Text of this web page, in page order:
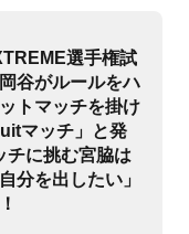
選手権試
谷がルールをハ
トマッチを掛け
マッチ」と発
に挑む宮脇は
分を出したい」